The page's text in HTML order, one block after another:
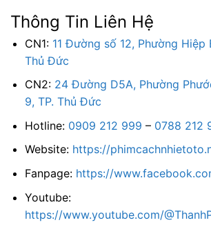
Thông Tin Liên Hệ
CN1: 11 Đường số 12, Phường Hiệp
Thủ Đức
CN2: 24 Đường D5A, Phường
9, TP. Thủ Đức
Hotline: 0909 212 999 – 0788 212
Website: https://
Fanpage: https://
Youtube:
https://www.youtube.com/